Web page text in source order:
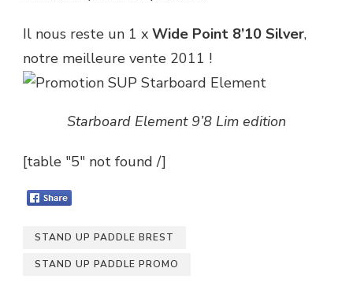
Il nous reste un 1 x Wide Point 8’10 Silver,
notre meilleure vente 2011 !
Starboard Element 9’8 Lim edition
[table "5" not found /]
STAND UP PADDLE BREST
STAND UP PADDLE PROMO